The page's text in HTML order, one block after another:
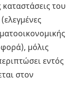
του
μόλις
εντός
στον